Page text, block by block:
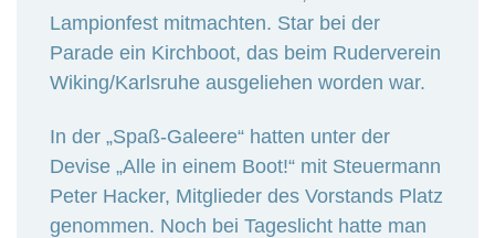
Lampionfest mitmachten. Star bei der
Parade ein Kirchboot, das beim Ruderverein
Wiking/Karlsruhe ausgeliehen worden war.
In der „Spaß-Galeere“ hatten unter der
Devise „Alle in einem Boot!“ mit Steuermann
Peter Hacker, Mitglieder des Vorstands Platz
genommen. Noch bei Tageslicht hatte man